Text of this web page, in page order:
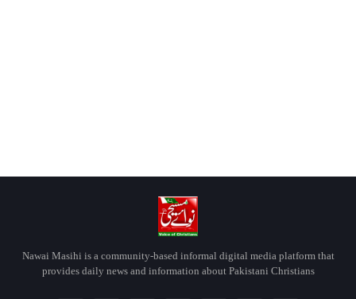
Nawai Masihi is a community-based informal digital media platform that
provides daily news and information about Pakistani Christians